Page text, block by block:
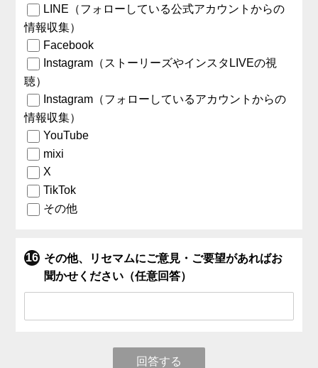
LINE（フォローしている公式アカウントからの
情報収集）
Facebook
Instagram（ストーリーズやインスタLIVEの視
聴）
Instagram（フォローしているアカウントからの
情報収集）
YouTube
mixi
X
TikTok
その他
その他、リセマムにご意見・ご要望があればお
聞かせください（任意回答）
回答する